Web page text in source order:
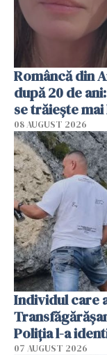
Româncă din
după 20 de
se trăiește
08 AUGUST 2026
Individul care
Poliția l-a
07 AUGUST 2026